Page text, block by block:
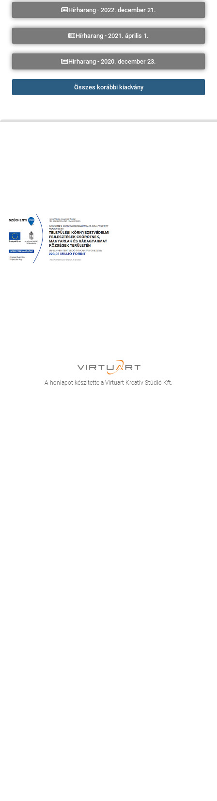
Hírharang - 2022. december 21.
Hírharang - 2021. április 1.
Hírharang - 2020. december 23.
Összes korábbi kiadvány
A honlapot készítette a Virtuart Kreatív Stúdió Kft.